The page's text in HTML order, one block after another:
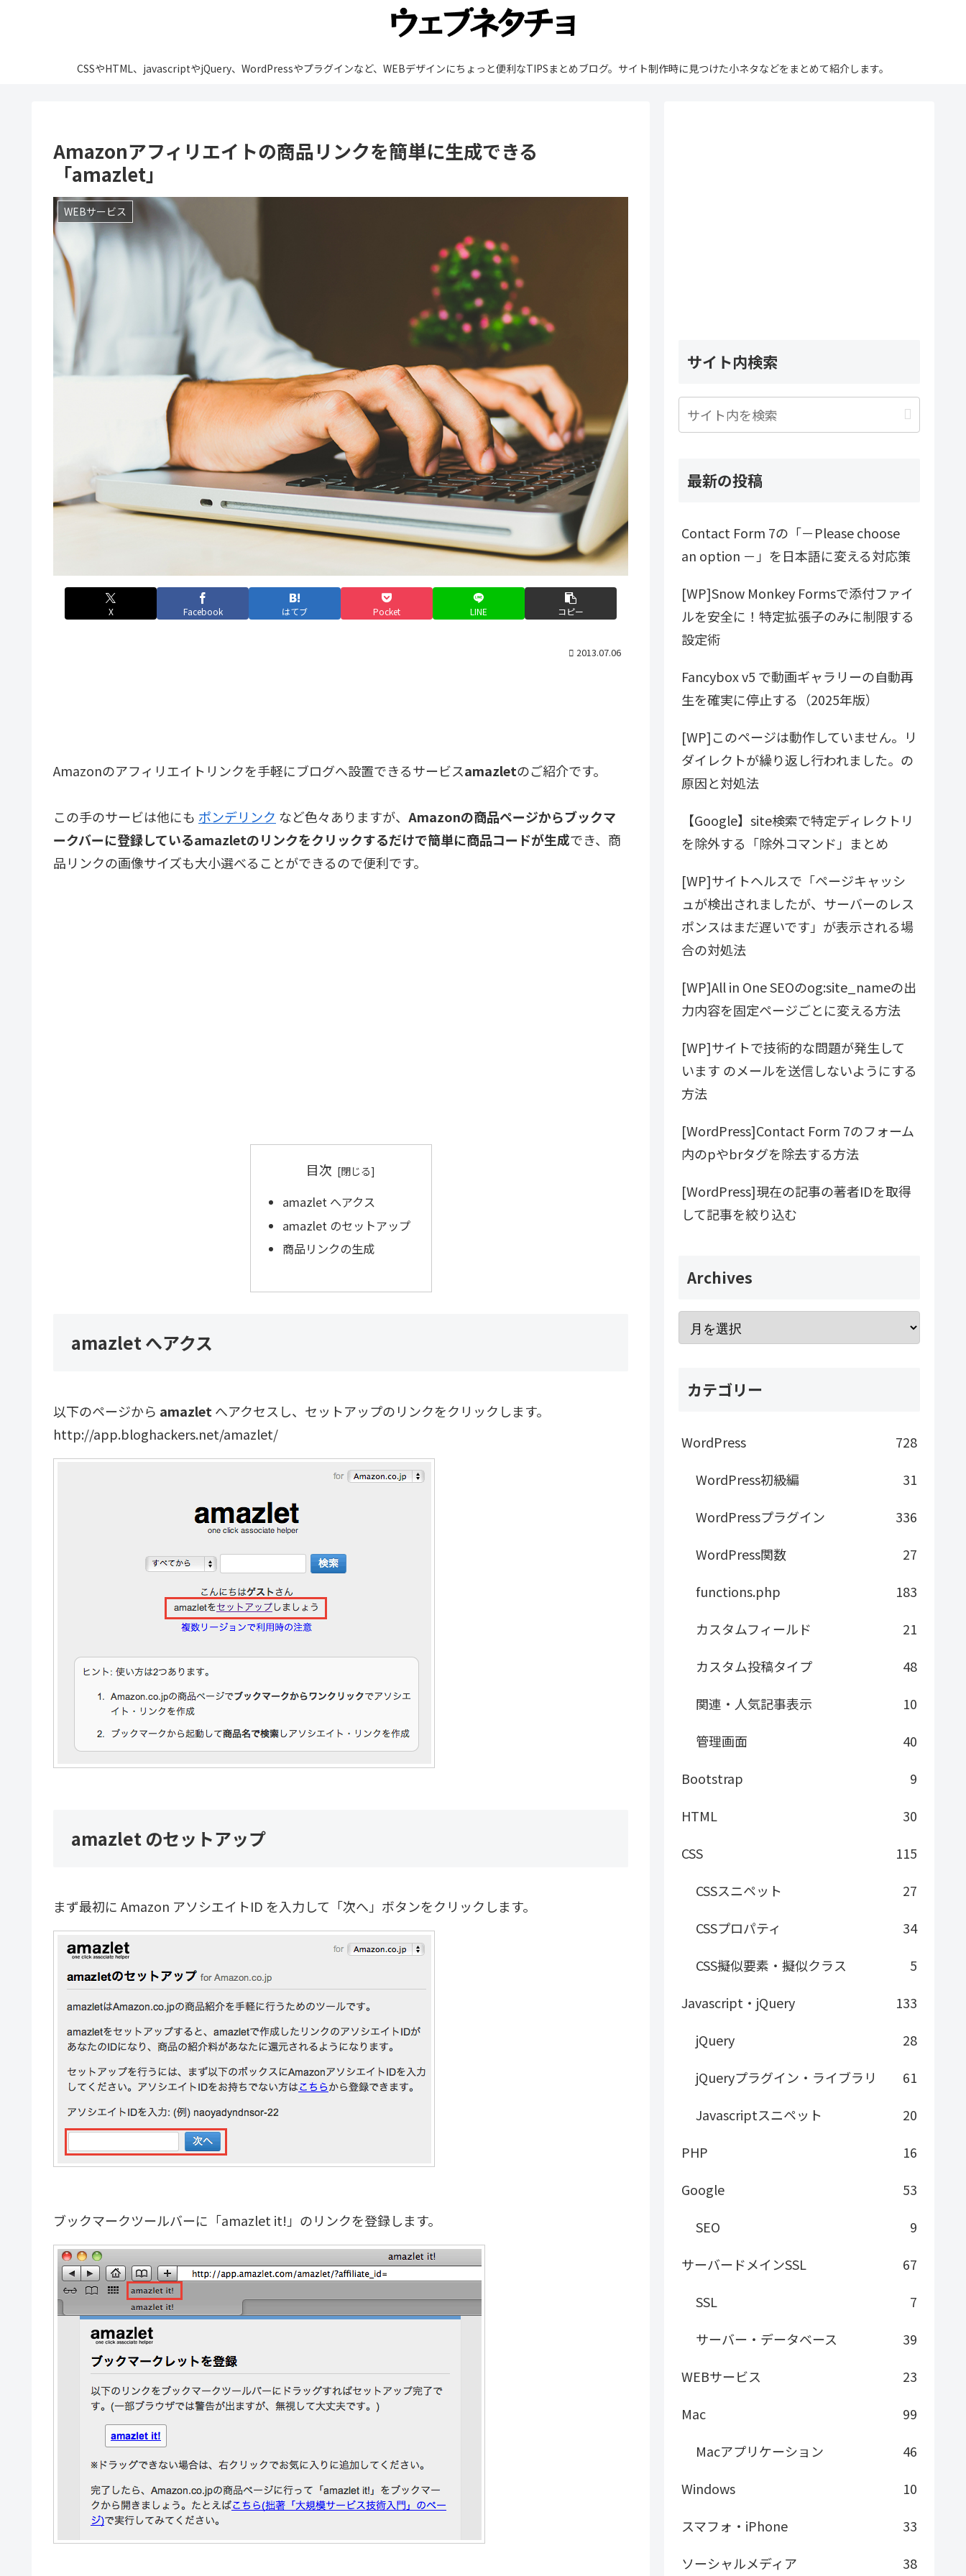
CSSやHTML、javascriptやjQuery、WordPressやプラグインなど、WEBデザインにちょっと便利なTIPSまとめブログ。サイト制作時に見つけた小ネタなどをまとめて紹介します。
Amazonアフィリエイトの商品リンクを簡単に生成できる
「amazlet」
WEBサービス
X Facebook はてブ Pocket LINE コピー
2013.07.06
Amazonのアフィリエイトリンクを手軽にブログへ設置できるサービスamazletのご紹介です。
この手のサービは他にも ポンデリンク など色々ありますが、 Amazonの商品ページからブックマ
ークバーに登録しているamazletのリンクをクリックするだけで簡単に商品コードが生成でき、商
品リンクの画像サイズも大小選べることができるので便利です。
目次
amazlet へアクス
amazlet のセットアップ
商品リンクの生成
amazlet へアクス
以下のページから amazlet へアクセスし、セットアップのリンクをクリックします。
http://app.bloghackers.net/amazlet/
amazlet のセットアップ
まず最初に Amazon アソシエイトID を入力して「次へ」ボタンをクリックします。
ブックマークツールバーに「amazlet it!」のリンクを登録します。
サイト内検索
最新の投稿
Contact Form 7の「－Please choose
an option －」を日本語に変える対応策
[WP]Snow Monkey Formsで添付ファイ
ルを安全に！特定拡張子のみに制限する
設定術
Fancybox v5 で動画ギャラリーの自動再
生を確実に停止する（2025年版）
[WP]このページは動作していません。リ
ダイレクトが繰り返し行われました。の
原因と対処法
【Google】site検索で特定ディレクトリ
を除外する「除外コマンド」まとめ
[WP]サイトヘルスで「ページキャッシ
ュが検出されましたが、サーバーのレス
ポンスはまだ遅いです」が表示される場
合の対処法
[WP]All in One SEOのog:site_nameの出
力内容を固定ページごとに変える方法
[WP]サイトで技術的な問題が発生して
います のメールを送信しないようにする
方法
[WordPress]Contact Form 7のフォーム
内のpやbrタグを除去する方法
[WordPress]現在の記事の著者IDを取得
して記事を絞り込む
Archives
カテゴリー
WordPress
728
WordPress初級編
31
WordPressプラグイン
336
WordPress関数
27
functions.php
183
カスタムフィールド
21
カスタム投稿タイプ
48
関連・人気記事表示
10
管理画面
40
Bootstrap
9
HTML
30
CSS
115
CSSスニペット
27
CSSプロパティ
34
CSS擬似要素・擬似クラス
5
Javascript・jQuery
133
jQuery
28
jQueryプラグイン・ライブラリ
61
Javascriptスニペット
20
PHP
16
Google
53
SEO
9
サーバードメインSSL
67
SSL
7
サーバー・データベース
39
WEBサービス
23
Mac
99
Macアプリケーション
46
Windows
10
スマフォ・iPhone
33
ソーシャルメディア
38